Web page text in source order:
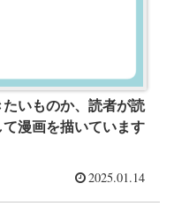
たいものか、読者が読
漫画を描いています
2025.01.14